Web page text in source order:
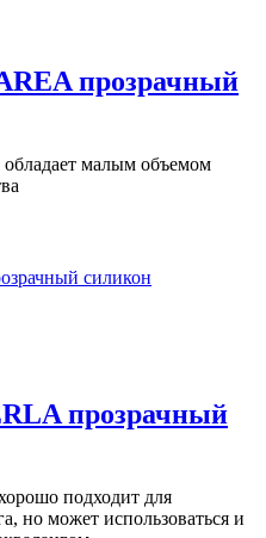
прозрачный
обладает малым объемом
прозрачный
подходит для
но может использоваться и